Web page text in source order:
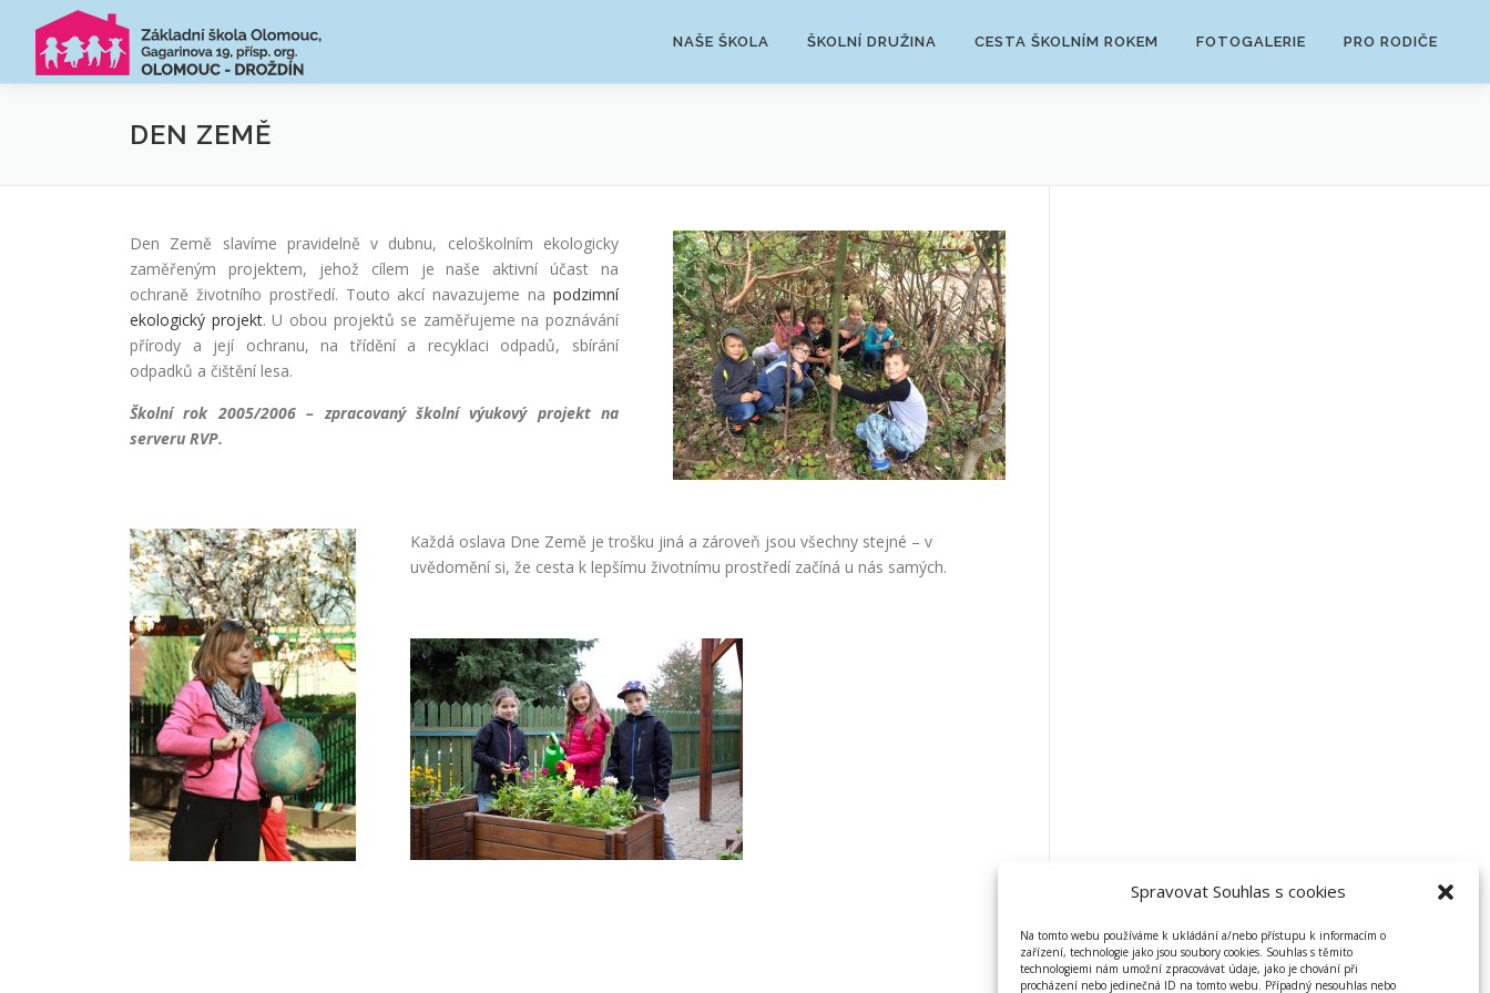
Spravovat Souhlas s cookies
Na tomto webu používáme k ukládání a/nebo přístupu k informacím o
zařízení, technologie jako jsou soubory cookies. Souhlas s těmito
technologiemi nám umožní zpracovávat údaje, jako je chování při
procházení nebo jedinečná ID na tomto webu. Případný nesouhlas nebo
Přeskočit
obsah
NAŠE ŠKOLA ŠKOLNÍ DRUŽINA CESTA ŠKOLNÍM ROKEM FOTOGALERIE PRO RODIČE
DEN ZEMĚ
Den Země slavíme pravidelně v dubnu, celoškolním ekologicky
zaměřeným projektem, jehož cílem je naše aktivní účast na
ochraně životního prostředí. Touto akcí navazujeme na podzimní
ekologický projekt. U obou projektů se zaměřujeme na poznávání
přírody a její ochranu, na třídění a recyklaci odpadů, sbírání
odpadků a čištění lesa.
Školní rok 2005/2006 – zpracovaný školní výukový projekt na
serveru RVP.
Každá oslava Dne Země je trošku jiná a zároveň jsou všechny stejné – v
uvědomění si, že cesta k lepšímu životnímu prostředí začíná u nás samých.